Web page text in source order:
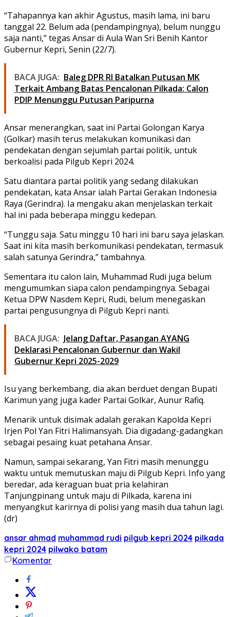
“Tahapannya kan akhir Agustus, masih lama, ini baru
tanggal 22. Belum ada (pendampingnya), belum nunggu
saja nanti,” tegas Ansar di Aula Wan Sri Benih Kantor
Gubernur Kepri, Senin (22/7).
BACA JUGA: Baleg DPR RI Batalkan Putusan MK
Terkait Ambang Batas Pencalonan Pilkada: Calon
PDIP Menunggu Putusan Paripurna
Ansar menerangkan, saat ini Partai Golongan Karya
(Golkar) masih terus melakukan komunikasi dan
pendekatan dengan sejumlah partai politik, untuk
berkoalisi pada Pilgub Kepri 2024.
Satu diantara partai politik yang sedang dilakukan
pendekatan, kata Ansar ialah Partai Gerakan Indonesia
Raya (Gerindra). Ia mengaku akan menjelaskan terkait
hal ini pada beberapa minggu kedepan.
“Tunggu saja. Satu minggu 10 hari ini baru saya jelaskan.
Saat ini kita masih berkomunikasi pendekatan, termasuk
salah satunya Gerindra,” tambahnya.
Sementara itu calon lain, Muhammad Rudi juga belum
mengumumkan siapa calon pendampingnya. Sebagai
Ketua DPW Nasdem Kepri, Rudi, belum menegaskan
partai pengusungnya di Pilgub Kepri nanti.
BACA JUGA: Jelang Daftar, Pasangan AYANG
Deklarasi Pencalonan Gubernur dan Wakil
Gubernur Kepri 2025-2029
Isu yang berkembang, dia akan berduet dengan Bupati
Karimun yang juga kader Partai Golkar, Aunur Rafiq.
Menarik untuk disimak adalah gerakan Kapolda Kepri
Irjen Pol Yan Fitri Halimansyah. Dia digadang-gadangkan
sebagai pesaing kuat petahana Ansar.
Namun, sampai sekarang, Yan Fitri masih menunggu
waktu untuk memutuskan maju di Pilgub Kepri. Info yang
beredar, ada keraguan buat pria kelahiran
Tanjungpinang untuk maju di Pilkada, karena ini
menyangkut karirnya di polisi yang masih dua tahun lagi.
(dr)
ansar ahmad muhammad rudi pilgub kepri 2024 pilkada
kepri 2024 pilwako batam
Komentar